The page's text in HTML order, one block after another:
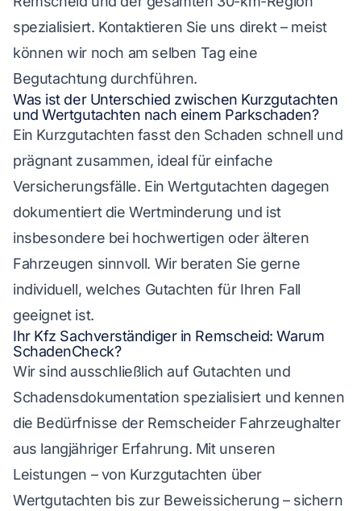
spezialisiert. Kontaktieren Sie uns direkt – meist
können wir noch am selben Tag eine
Begutachtung durchführen.
Was ist der Unterschied zwischen Kurzgutachten
und Wertgutachten nach einem Parkschaden?
Ein Kurzgutachten fasst den Schaden schnell und
prägnant zusammen, ideal für einfache
Versicherungsfälle. Ein Wertgutachten dagegen
dokumentiert die Wertminderung und ist
insbesondere bei hochwertigen oder älteren
Fahrzeugen sinnvoll. Wir beraten Sie gerne
individuell, welches Gutachten für Ihren Fall
geeignet ist.
Ihr Kfz Sachverständiger in Remscheid: Warum
SchadenCheck?
Wir sind ausschließlich auf Gutachten und
Schadensdokumentation spezialisiert und kennen
die Bedürfnisse der Remscheider Fahrzeughalter
aus langjähriger Erfahrung. Mit unseren
Leistungen – von Kurzgutachten über
Wertgutachten bis zur Beweissicherung – sichern